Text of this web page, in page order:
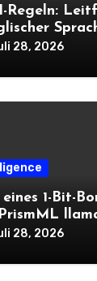
Regeln:
28, 2026
1-Bit-
28, 2026